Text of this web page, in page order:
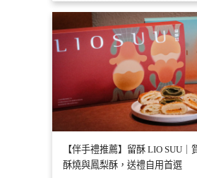
【伴手禮推薦】留酥 LIO SUU｜
酥燒與鳳梨酥，送禮自用首選